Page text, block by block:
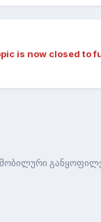
is now closed to